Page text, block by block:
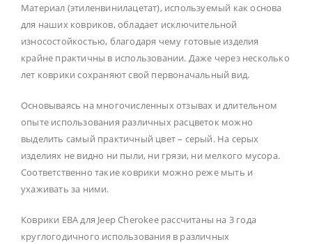
Материал (этиленвинилацетат), используемый как основа
для наших ковриков, обладает исключительной
износостойкостью, благодаря чему готовые изделия
крайне практичны в использовании. Даже через несколько
лет коврики сохраняют свой первоначальный вид.
Основываясь на многочисленных отзывах и длительном
опыте использования различных расцветок можно
выделить самый практичный цвет – серый. На серых
изделиях не видно ни пыли, ни грязи, ни мелкого мусора.
Соответственно такие коврики можно реже мыть и
ухаживать за ними.
Коврики ЕВА для Jeep Cherokee рассчитаны на 3 года
круглогодичного использования в различных